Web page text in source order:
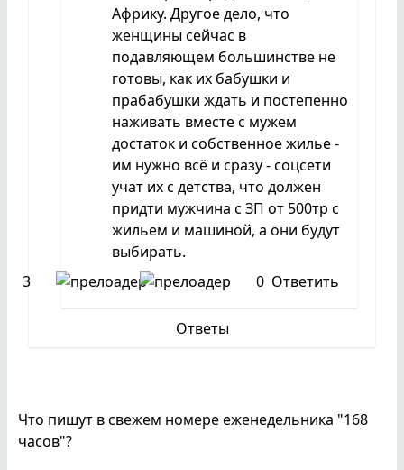
Африку. Другое дело, что
женщины сейчас в
подавляющем большинстве не
готовы, как их бабушки и
прабабушки ждать и постепенно
наживать вместе с мужем
достаток и собственное жилье -
им нужно всё и сразу - соцсети
учат их с детства, что должен
придти мужчина с ЗП от 500тр с
жильем и машиной, а они будут
выбирать.
3
0 Ответить
Ответы
Что пишут в свежем номере еженедельника "168
часов"?